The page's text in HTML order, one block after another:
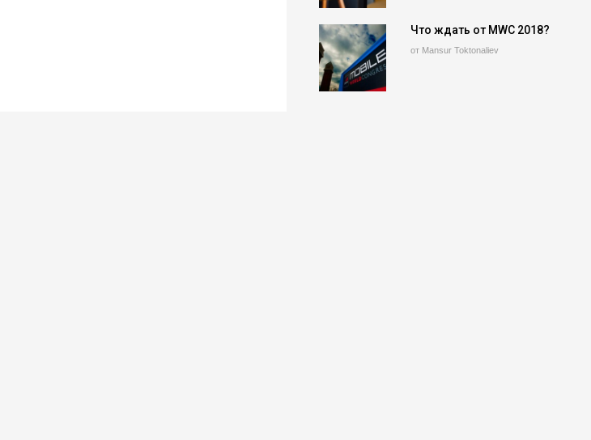
Что ждать от MWC 2018?
от Mansur Toktonaliev